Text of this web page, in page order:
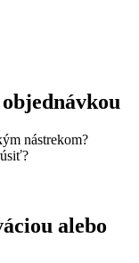
nástrekom?
alebo